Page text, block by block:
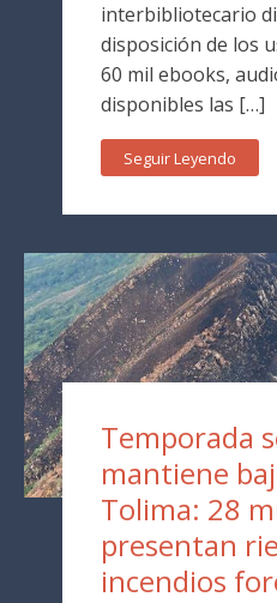
interbibliotecario
disposición de los
60 mil ebooks,
disponibles las […]
Seguir Leyendo
Temporada
mantiene
Tolima: 28
presentan
incendios